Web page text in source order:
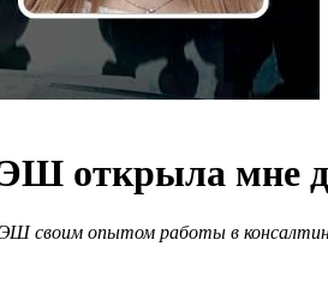
открыла мне
своим опытом работы в